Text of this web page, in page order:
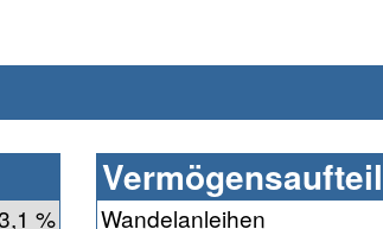
% Wandelanleihen